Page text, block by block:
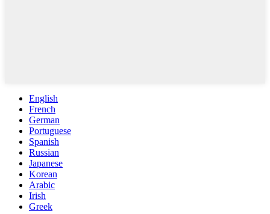
English
French
German
Portuguese
Spanish
Russian
Japanese
Korean
Arabic
Irish
Greek